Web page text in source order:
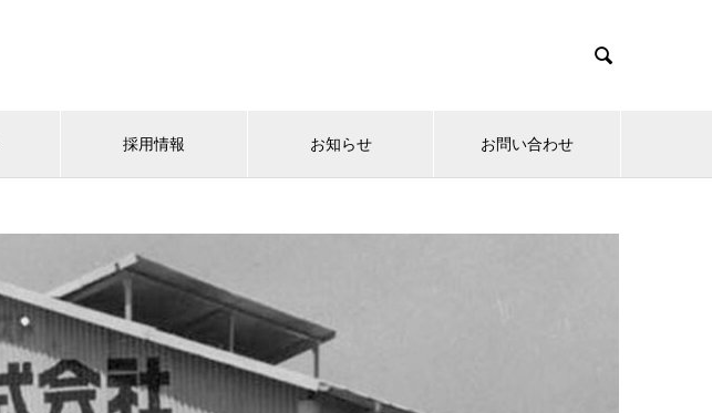

採用情報 お知らせ お問い合わせ